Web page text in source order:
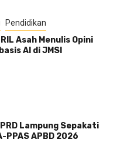
Pendidikan
Asah Menulis Opini
AI di JMSI
Lampung Sepakati
PPAS APBD 2026